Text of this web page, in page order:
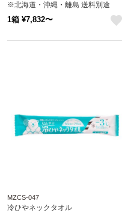
※北海道・沖縄・離島 送料別途
※個人宅配送不可 (尚美堂/フジナッ
1箱 ¥7,832〜
MZCS-047
冷ひやネックタオル